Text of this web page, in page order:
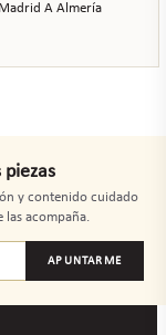
A Almería
piezas
y contenido cuidado
las acompaña.
APUNTARME